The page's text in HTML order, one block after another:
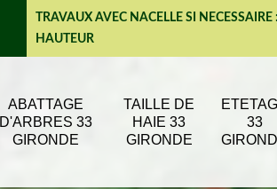
TRAVAUX AVEC NACELLE SI NECESSAIRE
HAUTEUR
ABATTAGE
D'ARBRES 33
GIRONDE
TAILLE DE
HAIE 33
GIRONDE
33